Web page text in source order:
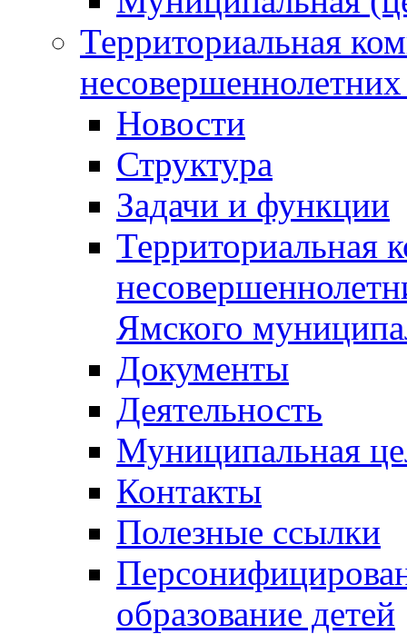
Территориальная
Новости
Структура
Задачи и функции
Территориальная
Ямского
Документы
Деятельность
Муниципальная
Контакты
Полезные ссылки
образование детей